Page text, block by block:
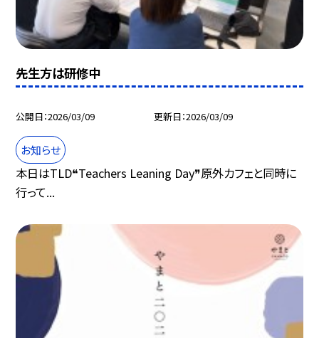
先生方は研修中
公開日 2026/03/09 更新日 2026/03/09
お知らせ
本日はTLD❝Teachers Leaning Day❞原外カフェと同時に
行って...